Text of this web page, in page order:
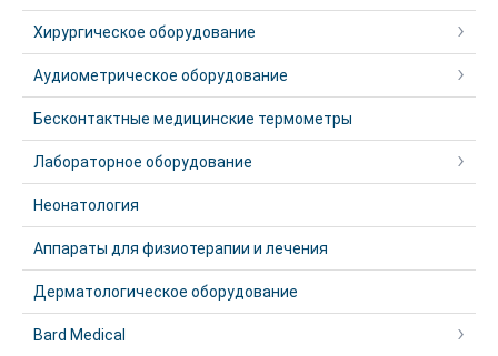
Хирургическое оборудование
Аудиометрическое оборудование
Бесконтактные медицинские термометры
Лабораторное оборудование
Неонатология
Аппараты для физиотерапии и лечения
Дерматологическое оборудование
Bard Medical